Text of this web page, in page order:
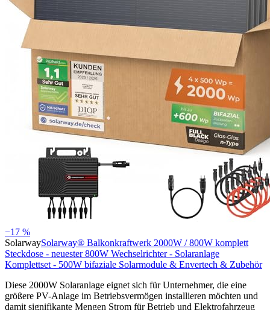
−17 %
SolarwaySolarway® Balkonkraftwerk 2000W / 800W komplett
Steckdose - neuester 800W Wechselrichter - Solaranlage
Komplettset - 500W bifaziale Solarmodule & Envertech & Zubehör
Diese 2000W Solaranlage eignet sich für Unternehmer, die eine
größere PV-Anlage im Betriebsvermögen installieren möchten und
damit signifikante Mengen Strom für Betrieb und Elektrofahrzeug